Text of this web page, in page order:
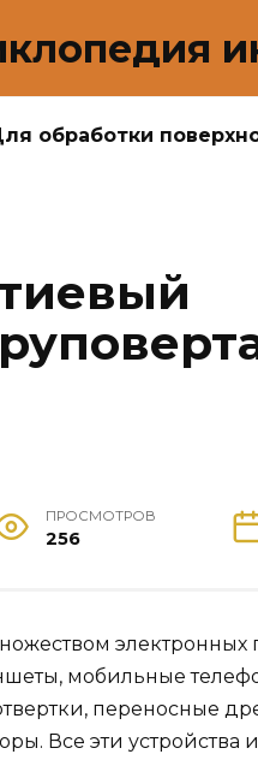
обработки
ПРОСМОТРОВ
256
мобильные
переносные
Все эти устройства